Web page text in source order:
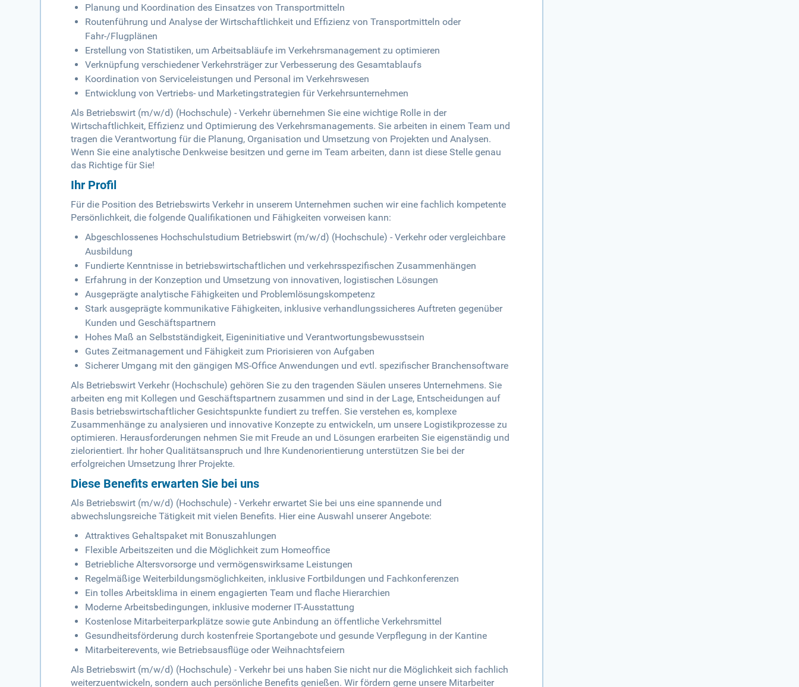
Planung und Koordination des Einsatzes von Transportmitteln
Routenführung und Analyse der Wirtschaftlichkeit und Effizienz von Transportmitteln oder
Fahr-/Flugplänen
Erstellung von Statistiken, um Arbeitsabläufe im Verkehrsmanagement zu optimieren
Verknüpfung verschiedener Verkehrsträger zur Verbesserung des Gesamtablaufs
Koordination von Serviceleistungen und Personal im Verkehrswesen
Entwicklung von Vertriebs- und Marketingstrategien für Verkehrsunternehmen
Als Betriebswirt (m/w/d) (Hochschule) - Verkehr übernehmen Sie eine wichtige Rolle in der
Wirtschaftlichkeit, Effizienz und Optimierung des Verkehrsmanagements. Sie arbeiten in einem Team und
tragen die Verantwortung für die Planung, Organisation und Umsetzung von Projekten und Analysen.
Wenn Sie eine analytische Denkweise besitzen und gerne im Team arbeiten, dann ist diese Stelle genau
das Richtige für Sie!
Ihr Profil
Für die Position des Betriebswirts Verkehr in unserem Unternehmen suchen wir eine fachlich kompetente
Persönlichkeit, die folgende Qualifikationen und Fähigkeiten vorweisen kann:
Abgeschlossenes Hochschulstudium Betriebswirt (m/w/d) (Hochschule) - Verkehr oder vergleichbare
Ausbildung
Fundierte Kenntnisse in betriebswirtschaftlichen und verkehrsspezifischen Zusammenhängen
Erfahrung in der Konzeption und Umsetzung von innovativen, logistischen Lösungen
Ausgeprägte analytische Fähigkeiten und Problemlösungskompetenz
Stark ausgeprägte kommunikative Fähigkeiten, inklusive verhandlungssicheres Auftreten gegenüber
Kunden und Geschäftspartnern
Hohes Maß an Selbstständigkeit, Eigeninitiative und Verantwortungsbewusstsein
Gutes Zeitmanagement und Fähigkeit zum Priorisieren von Aufgaben
Sicherer Umgang mit den gängigen MS-Office Anwendungen und evtl. spezifischer Branchensoftware
Als Betriebswirt Verkehr (Hochschule) gehören Sie zu den tragenden Säulen unseres Unternehmens. Sie
arbeiten eng mit Kollegen und Geschäftspartnern zusammen und sind in der Lage, Entscheidungen auf
Basis betriebswirtschaftlicher Gesichtspunkte fundiert zu treffen. Sie verstehen es, komplexe
Zusammenhänge zu analysieren und innovative Konzepte zu entwickeln, um unsere Logistikprozesse zu
optimieren. Herausforderungen nehmen Sie mit Freude an und Lösungen erarbeiten Sie eigenständig und
zielorientiert. Ihr hoher Qualitätsanspruch und Ihre Kundenorientierung unterstützen Sie bei der
erfolgreichen Umsetzung Ihrer Projekte.
Diese Benefits erwarten Sie bei uns
Als Betriebswirt (m/w/d) (Hochschule) - Verkehr erwartet Sie bei uns eine spannende und
abwechslungsreiche Tätigkeit mit vielen Benefits. Hier eine Auswahl unserer Angebote:
Attraktives Gehaltspaket mit Bonuszahlungen
Flexible Arbeitszeiten und die Möglichkeit zum Homeoffice
Betriebliche Altersvorsorge und vermögenswirksame Leistungen
Regelmäßige Weiterbildungsmöglichkeiten, inklusive Fortbildungen und Fachkonferenzen
Ein tolles Arbeitsklima in einem engagierten Team und flache Hierarchien
Moderne Arbeitsbedingungen, inklusive moderner IT-Ausstattung
Kostenlose Mitarbeiterparkplätze sowie gute Anbindung an öffentliche Verkehrsmittel
Gesundheitsförderung durch kostenfreie Sportangebote und gesunde Verpflegung in der Kantine
Mitarbeiterevents, wie Betriebsausflüge oder Weihnachtsfeiern
Als Betriebswirt (m/w/d) (Hochschule) - Verkehr bei uns haben Sie nicht nur die Möglichkeit sich fachlich
weiterzuentwickeln, sondern auch persönliche Benefits genießen. Wir fördern gerne unsere Mitarbeiter